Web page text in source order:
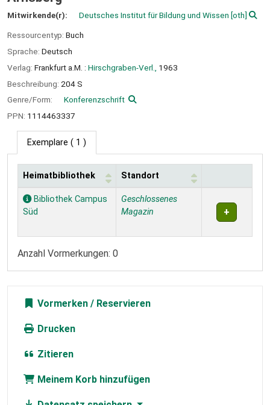
Mitwirkende(r): Deutsches Institut für Bildung und Wissen [oth]
Ressourcentyp: Buch
Sprache: Deutsch
Verlag: Frankfurt a.M. : Hirschgraben-Verl.,
1963
Beschreibung: 204 S
Genre/Form:
Konferenzschrift
PPN: 1114463337
Exemplare ( 1 )
Exemplare
Heimatbibliothek Standort
Bibliothek Campus
Süd
Geschlossenes
Magazin
Anzahl Vormerkungen: 0
Vormerken
Drucken
Zitieren
Meinem Korb hinzufügen